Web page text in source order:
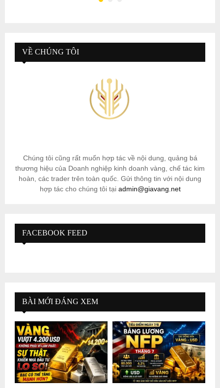
VỀ CHÚNG TÔI
Chúng tôi cũng rất muốn hợp tác về nội dung, quảng bá
thương hiệu của Doanh nghiệp kinh doanh vàng, chế tác kim
hoàn, các trader trên toàn quốc. Gửi thông tin với nội dung
hợp tác cho chúng tôi tại admin@giavang.net
FACEBOOK FEED
BÀI MỚI ĐÁNG XEM